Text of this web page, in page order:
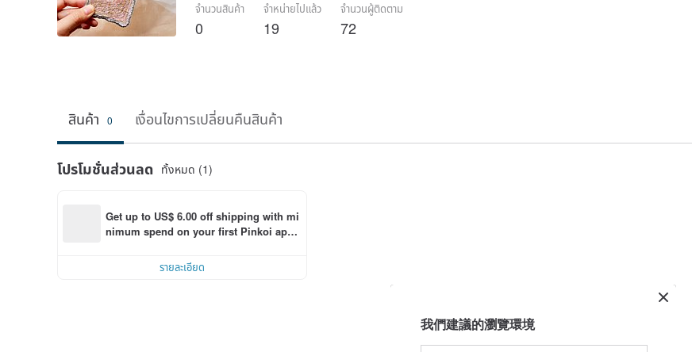
จำนวนสินค้า
0
จำหน่ายไปแล้ว
19
จำนวนผู้ติดตาม
72
สินค้า 0 เงื่อนไขการเปลี่ยนคืนสินค้า
โปรโมชั่นส่วนลด ทั้งหมด (1)
Get up to US$ 6.00 off shipping with mi
nimum spend on your first Pinkoi app
รายละเอียด
我們建議的瀏覽環境